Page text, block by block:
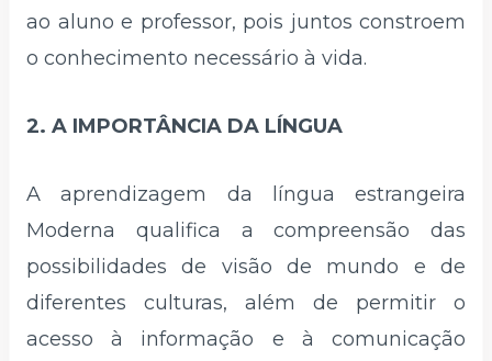
ao aluno e professor, pois juntos constroem
o conhecimento necessário à vida.
2. A IMPORTÂNCIA DA LÍNGUA
A aprendizagem da língua estrangeira
Moderna qualifica a compreensão das
possibilidades de visão de mundo e de
diferentes culturas, além de permitir o
acesso à informação e à comunicação